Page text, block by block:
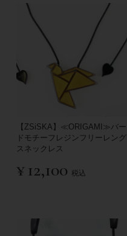
【ZSiSKA】≪ORIGAMI≫バー
ドモチーフレジンフリーレング
スネックレス
¥ 12,100 税込